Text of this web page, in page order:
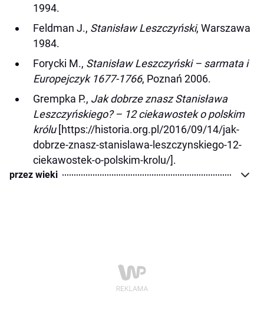
1994.
Feldman J., Stanisław Leszczyński, Warszawa
1984.
Forycki M., Stanisław Leszczyński – sarmata i
Europejczyk 1677-1766, Poznań 2006.
Grempka P., Jak dobrze znasz Stanisława
Leszczyńskiego? – 12 ciekawostek o polskim
królu[https://historia.org.pl/2016/09/14/jak-
dobrze-znasz-stanislawa-leszczynskiego-12-
ciekawostek-o-polskim-krolu/].
przez wieki